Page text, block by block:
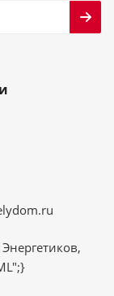
Энергетиков,